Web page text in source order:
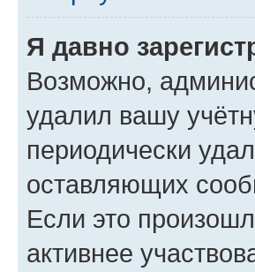
Я давно
Возможно,
удалил вашу
периодически
оставляющих
Если это
активнее